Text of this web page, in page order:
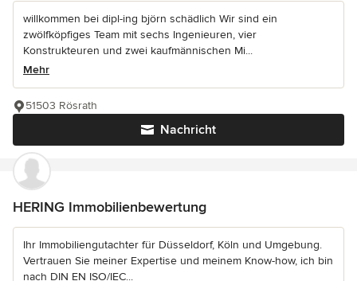
willkommen bei dipl-ing björn schädlich Wir sind ein
zwölfköpfiges Team mit sechs Ingenieuren, vier
Konstrukteuren und zwei kaufmännischen Mi...
Mehr
Nachricht
51503 Rösrath
HERING Immobilienbewertung
Ihr Immobiliengutachter für Düsseldorf, Köln und Umgebung.
Vertrauen Sie meiner Expertise und meinem Know-how, ich bin
nach DIN EN ISO/IEC...